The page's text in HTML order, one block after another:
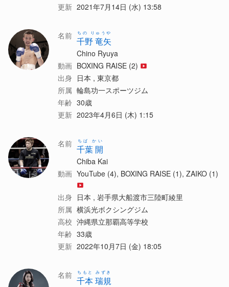
更新 2021年7月14日 (水) 13:58
名前 千野 竜矢
ちの りゅうや
Chino Ryuya
動画 BOXING RAISE (2)
出身 日本 , 東京都
所属 輪島功一スポーツジム
年齢 30歳
更新 2023年4月6日 (木) 1:15
名前 千葉 開
ちば かい
Chiba Kai
動画 YouTube (4), BOXING RAISE (1), ZAIKO (1)
出身 日本 , 岩手県大船渡市三陸町綾里
所属 横浜光ボクシングジム
高校 沖縄県立那覇高等学校
年齢 33歳
更新 2022年10月7日 (金) 18:05
名前 千本 瑞規
ちもと みずき